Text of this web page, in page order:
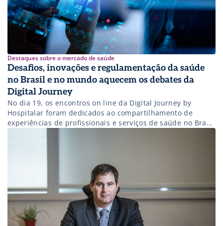
Destaques sobre o mercado de saúde
Desafios, inovações e regulamentação da saúde
no Brasil e no mundo aquecem os debates da
Digital Journey
No dia 19, os encontros on line da Digital Journey by
Hospitalar foram dedicados ao compartilhamento de
experiências de profissionais e serviços de saúde no Brasil